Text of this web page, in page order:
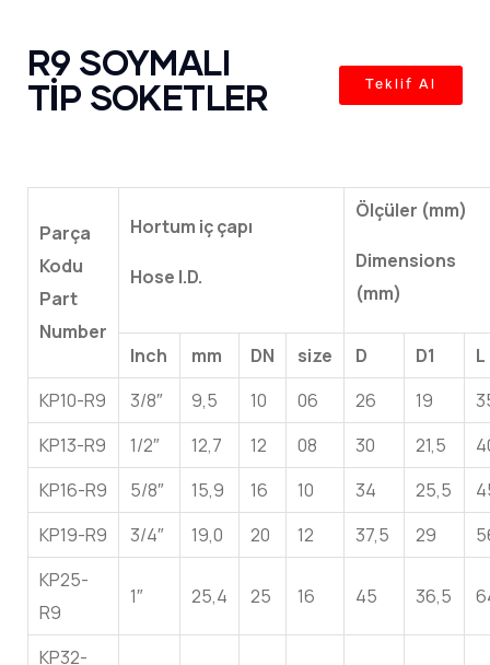
R9 SOYMALI
TİP SOKETLER
Teklif Al
Parça
Kodu
Part
Number
Hortum iç çapı
Hose I.D.
Ölçüler (mm)
Dimensions
(mm)
Inch mm DN size D D1
L
KP10-R9
3/8″ 9,5 10 06 26 19
KP13-R9
1/2″ 12,7 12 08 30 21,5
KP16-R9
5/8″ 15,9 16 10 34 25,5
KP19-R9
3/4″ 19,0 20 12 37,5 29
KP25-
R9
1″ 25,4 25 16 45 36,5
KP32-